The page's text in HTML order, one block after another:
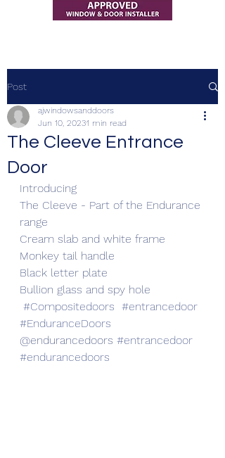
Post
The Cleeve Entrance
Door
ajwindowsanddoors
Jun 10, 20231 min read
Introducing
The Cleeve - Part of the Endurance
range
Cream slab and white frame
Monkey tail handle
Black letter plate
Bullion glass and spy hole
#Compositedoors #entrancedoor
#EnduranceDoors
@endurancedoors #entrancedoor
#endurancedoors